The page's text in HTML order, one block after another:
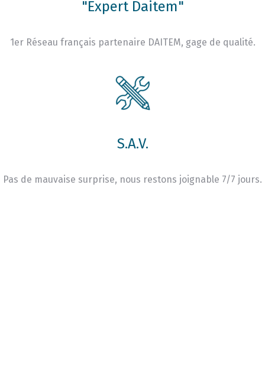
"Expert Daitem"
1er Réseau français partenaire DAITEM, gage de qualité.
S.A.V.
Pas de mauvaise surprise, nous restons joignable 7/7 jours.